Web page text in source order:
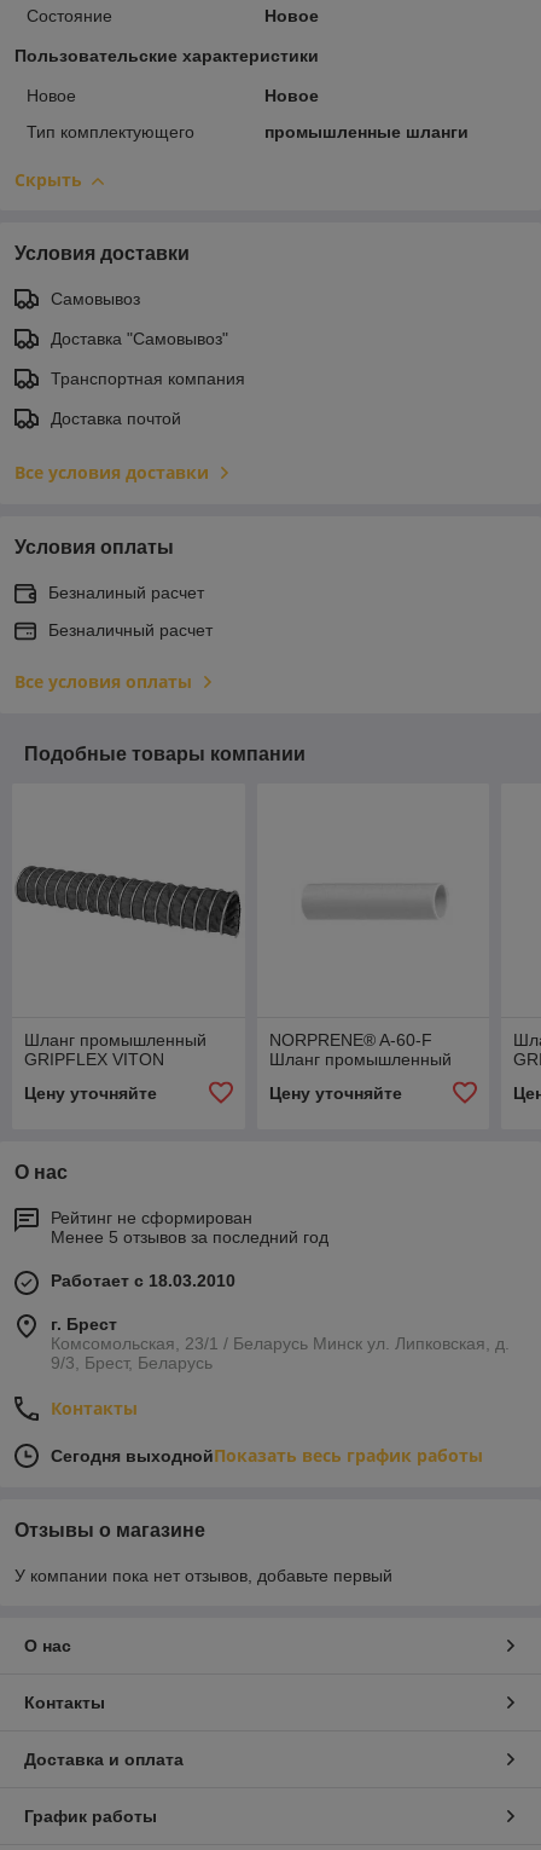
Состояние
Новое
Пользовательские характеристики
Новое
Новое
Тип комплектующего
промышленные шланги
Скрыть
Условия доставки
Самовывоз
Доставка "Самовывоз"
Транспортная компания
Доставка почтой
Все условия доставки
Условия оплаты
Безналиный расчет
Безналичный расчет
Все условия оплаты
Подобные товары компании
Шланг промышленный
GRIPFLEX VITON
Цену уточняйте
NORPRENE® A-60-F
Шланг промышленный
Цену уточняйте
О нас
Рейтинг не сформирован
Менее 5 отзывов за последний год
Работает с 18.03.2010
г. Брест
Комсомольская, 23/1 / Беларусь Минск ул. Липковская, д.
9/3, Брест, Беларусь
Контакты
Сегодня выходнойПоказать весь график работы
Отзывы о магазине
У компании пока нет отзывов, добавьте первый
О нас
Контакты
Доставка и оплата
График работы